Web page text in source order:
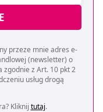
przeze mnie adres e-
(newsletter) o
z Art. 10 pkt 2
usług drogą
Kliknij tutaj.